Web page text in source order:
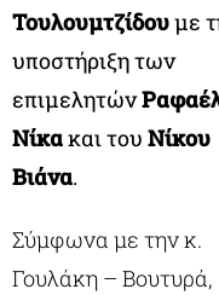
Τουλουμτζίδουμε
υποστήριξη των
επιμελητών
Νίκακαι του Νίκου
Βιάνα.
Σύμφωνα με την κ.
Γουλάκη – Βουτυρά,